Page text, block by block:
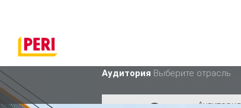
Аудитория Выберите отрасль
Аудитория